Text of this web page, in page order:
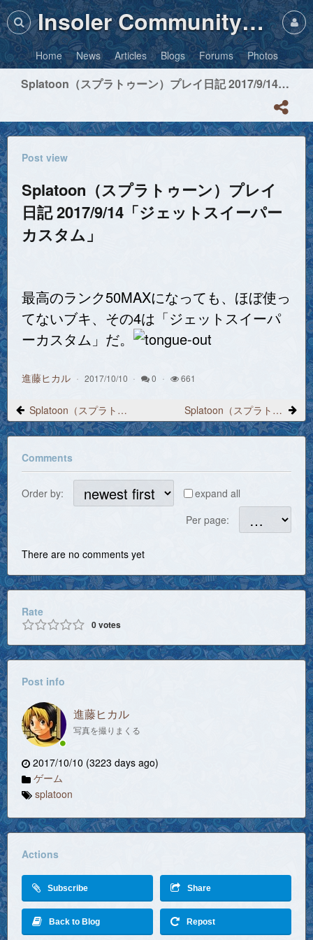
Insoler Community・Photos
Home News Articles Blogs Forums Photos
Splatoon（スプラトゥーン）プレイ日記 2017/9/14「ジェットスイーパーカスタム」
Post view
Splatoon（スプラトゥーン）プレイ
日記 2017/9/14「ジェットスイーパー
カスタム」
最高のランク50MAXになっても、ほぼ使っ
てないブキ、その4は「ジェットスイーパ
ーカスタム」だ。
進藤ヒカル 2017/10/10 0 661
Splatoon（スプラトゥーン）プレイ日記 2017/9/13ジャッジくんがどこかで拾ってきた「オクタシューター レポリカ」 Splatoon（スプラトゥーン）プレイ日記 2017/9/14「ダイナモローラーテスラ」
Comments
Order by:
expand all
Per page:
There are no comments yet
Rate
0votes
Post info
進藤ヒカル
写真を撮りまくる
2017/10/10 (3223 days ago)
ゲーム
splatoon
Actions
Subscribe Share
Back to Blog Repost